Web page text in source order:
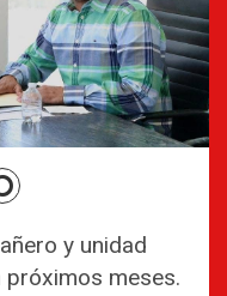
y unidad
meses.